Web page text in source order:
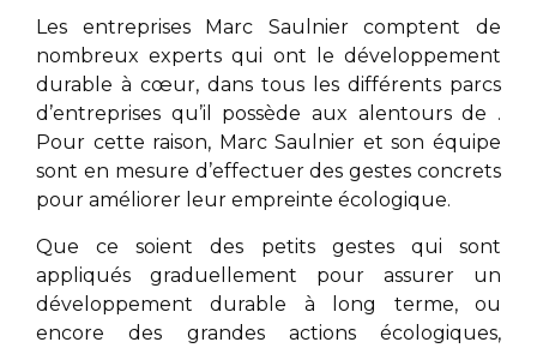
Les entreprises Marc Saulniercomptent de
nombreux experts qui ont le développement
durable à cœur, dans tous les différents parcs
d’entreprises qu’il possède aux alentours de .
Pour cette raison, Marc Saulnier et son équipe
sont en mesure d’effectuer des gestes concrets
pour améliorer leur empreinte écologique.
Que ce soient des petits gestes qui sont
appliqués graduellement pour assurer un
développement durable à long terme, ou
encore des grandes actions écologiques,